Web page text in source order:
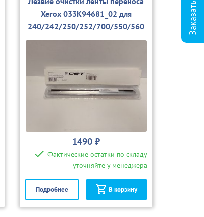
Xerox 033K94681_02 для
240/242/250/252/700/550/560
(совм.)
1490 ₽
Фактические остатки по складу
уточняйте у менеджера
Подробнее В корзину